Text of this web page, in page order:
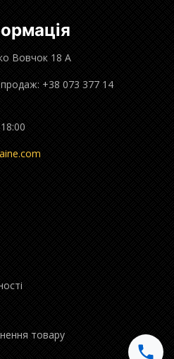
Вовчок 18 А
+38 073 377 14
товару